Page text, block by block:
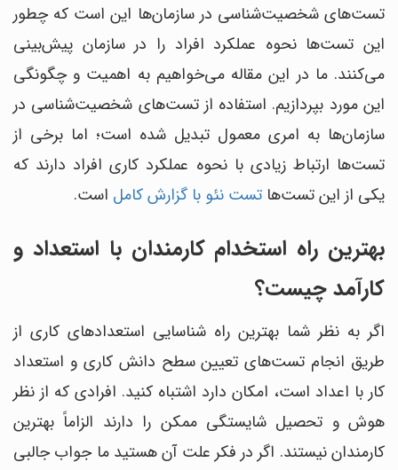
تست‌های شخصیت‌شناسی در سازمان‌ها این است که چطور
این تست‌ها نحوه عملکرد افراد را در سازمان پیش‌بینی
می‌کنند. ما در این مقاله می‌خواهیم به اهمیت و چگونگی
این مورد بپردازیم. استفاده از تست‌های شخصیت‌شناسی در
سازمان‌ها به امری معمول تبدیل شده است؛ اما برخی از
تست‌ها ارتباط زیادی با نحوه عملکرد کاری افراد دارند که
یکی از این تست‌ها تست نئو با گزارش کامل است.
بهترین راه استخدام کارمندان با استعداد و
کارآمد چیست؟
اگر به نظر شما بهترین راه شناسایی استعدادهای کاری از
طریق انجام تست‎‌های تعیین سطح دانش کاری و استعداد
کار با اعداد است، امکان دارد اشتباه کنید. افرادی که از نظر
هوش و تحصیل شایستگی ممکن را دارند الزاماً بهترین
کارمندان نیستند. اگر در فکر علت آن هستید ما جواب جالبی